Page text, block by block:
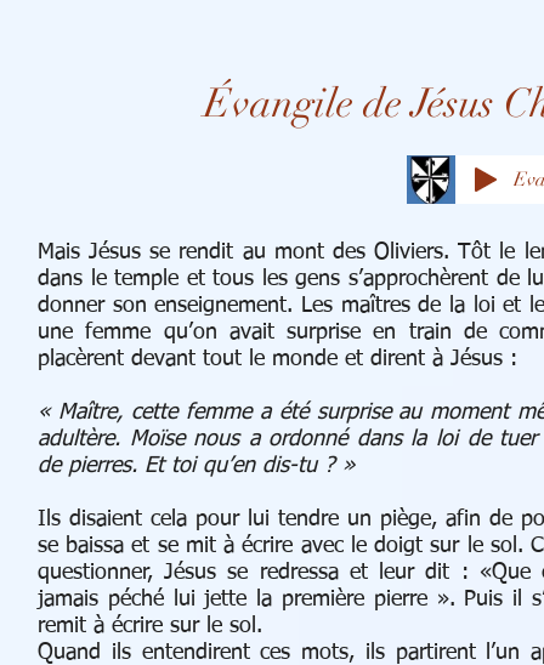
Évangile de Jésus
Mais Jésus se rendit au mont des Oliviers. Tôt le
dans le temple et tous les gens s’approchèrent de
donner son enseignement. Les maîtres de la loi et
une femme qu’on avait surprise en train de
placèrent devant tout le monde et dirent à Jésus :
« Maître, cette femme a été surprise au moment
adultère. Moïse nous a ordonné dans la loi de
de pierres. Et toi qu’en dis-tu ? »
Ils disaient cela pour lui tendre un piège, afin de
se baissa et se mit à écrire avec le doigt sur le sol.
questionner, Jésus se redressa et leur dit : «Que
jamais péché lui jette la première pierre ». Puis il
remit à écrire sur le sol.
Quand ils entendirent ces mots, ils partirent l’un